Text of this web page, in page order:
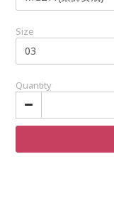
Size
Quantity